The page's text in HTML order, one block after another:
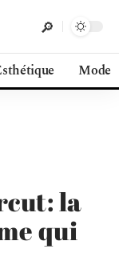
Mode
la
qui